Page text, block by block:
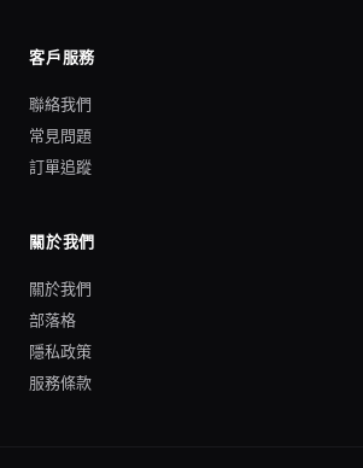
客戶服務
聯絡我們
常見問題
訂單追蹤
關於我們
關於我們
部落格
隱私政策
服務條款